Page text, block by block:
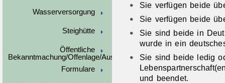
Wasserversorgung
Steighütte
Öffentliche
Bekanntmachung/Offenlage/Ausschreibungen
Formulare
Sie verfügen beide
Sie verfügen beide
Sie sind beide in
wurde in ein
Sie sind beide ledig
und beendet.